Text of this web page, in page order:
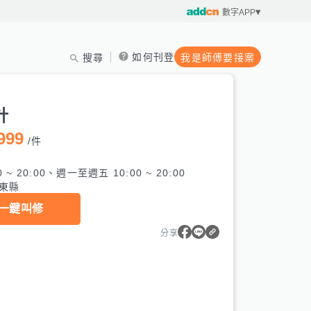
數字APP
搜尋 如何刊登 我是師傅要接案
/件
~ 20:00、週一至週五 10:00 ~ 20:00
縣
鍵叫修
分享